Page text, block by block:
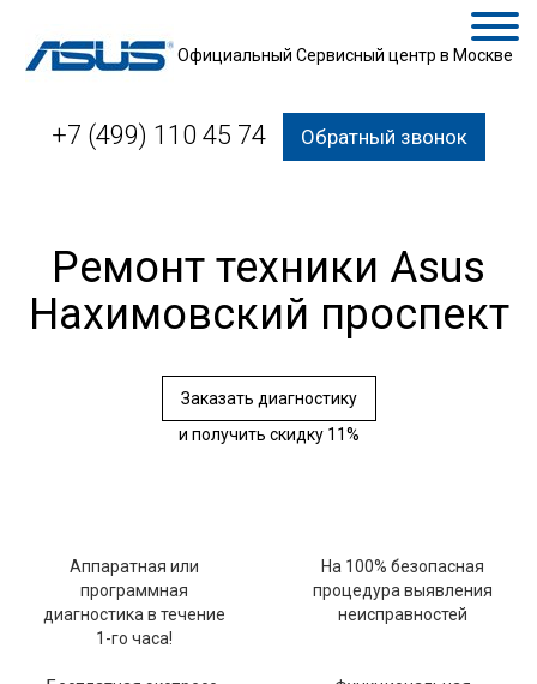
Официальный Сервисный центр в Москве
+7 (499) 110 45 74 Обратный звонок
Ремонт техники Asus
Нахимовский проспект
Заказать диагностику
и получить скидку 11%
Аппаратная или
программная
диагностика в течение
1-го часа!
На 100% безопасная
процедура выявления
неисправностей